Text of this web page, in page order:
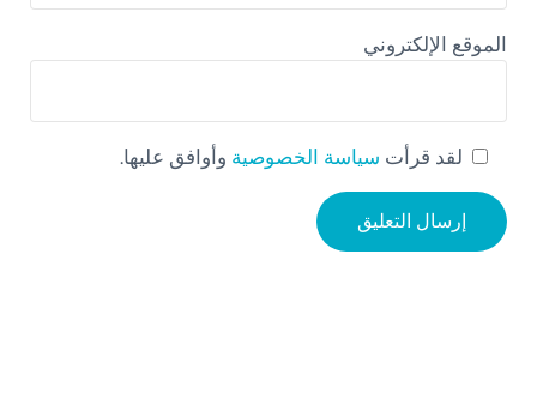
الموقع الإلكتروني
لقد قرأت سياسة الخصوصية وأوافق عليها.